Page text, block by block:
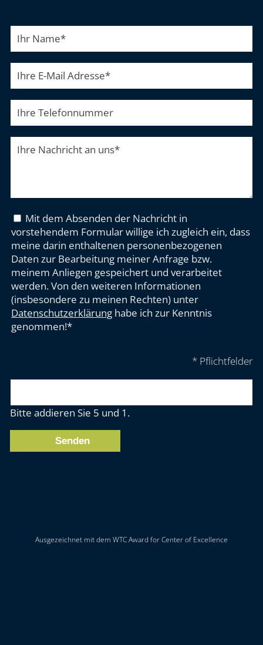
Ihr Name*
Ihre E-Mail Adresse*
Ihre Telefonnummer
Ihre Nachricht an uns*
Mit dem Absenden der Nachricht in
vorstehendem Formular willige ich zugleich ein, dass
meine darin enthaltenen personenbezogenen
Daten zur Bearbeitung meiner Anfrage bzw.
meinem Anliegen gespeichert und verarbeitet
werden. Von den weiteren Informationen
(insbesondere zu meinen Rechten) unter
Datenschutzerklärung habe ich zur Kenntnis
genommen!*
* Pflichtfelder
Bitte addieren Sie 5 und 1.
Senden
Ausgezeichnet mit dem WTC Award for Center of Excellence